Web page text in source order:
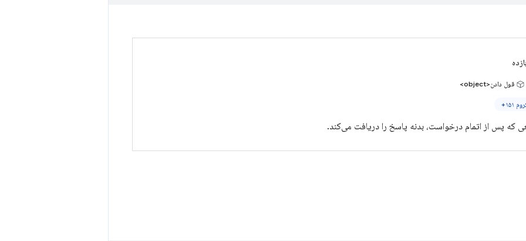
قول دادن<object>
۱۵۱+
که پس از اتمام درخواست، بدنه پاسخ را دریافت می‌کند.